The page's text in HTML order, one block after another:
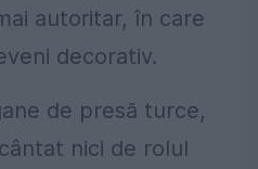
autoritar, în care
decorativ.
de presă turce,
nici de rolul